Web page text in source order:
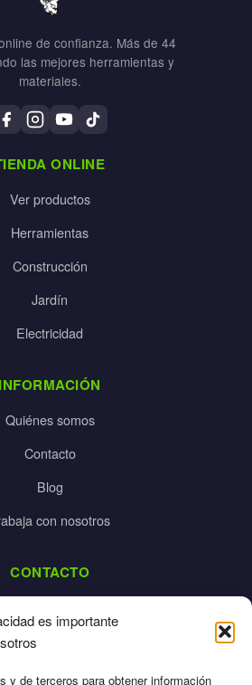
es importante
y de terceros para obtener información
de confianza. Más de 44
las mejores herramientas y
materiales.
ONLINE
Ver productos
Herramientas
Construcción
Jardín
Electricidad
INFORMACIÓN
Quiénes somos
Contacto
Blog
con nosotros
CONTACTO
925 532 213